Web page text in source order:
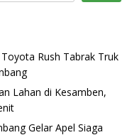
Rush Tabrak Truk
Lahan di Kesamben,
Gelar Apel Siaga